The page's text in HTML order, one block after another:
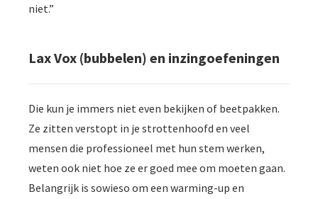
niet.”
Lax Vox (bubbelen) en inzingoefeningen
Die kun je immers niet even bekijken of beetpakken.
Ze zitten verstopt in je strottenhoofd en veel
mensen die professioneel met hun stem werken,
weten ook niet hoe ze er goed mee om moeten gaan.
Belangrijk is sowieso om een warming-up en